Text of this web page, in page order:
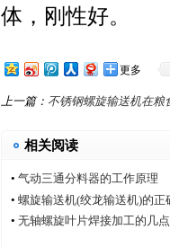
体，刚性好。
更多
上一篇： 不锈钢螺旋输送机在粮
相关阅读
• 气动三通分料器的工作原理
• 螺旋输送机(绞龙输送机)的
• 无轴螺旋叶片焊接加工的几